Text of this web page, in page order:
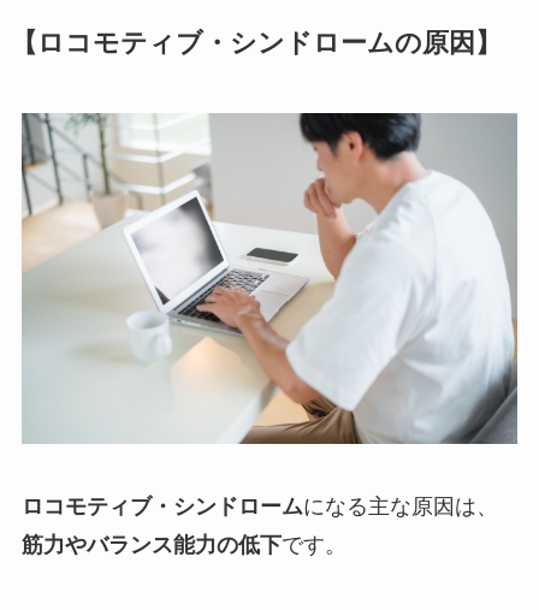
【ロコモティブ・シンドロームの原因】
ロコモティブ・シンドロームになる主な原因は、
筋力やバランス能力の低下です。